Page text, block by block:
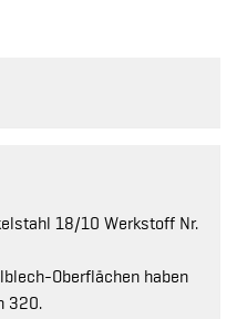
18/10 Werkstoff Nr.
Oberflächen haben
320.